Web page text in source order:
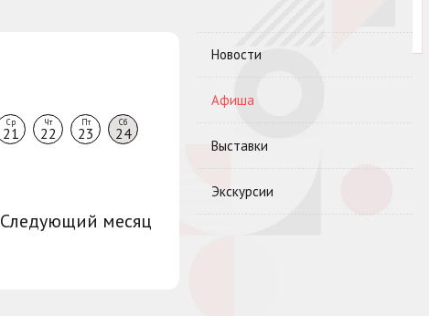
Ср
21
Чт
22
Пт
23
Сб
24
Следующий месяц
Новости
Афиша
Выставки
Экскурсии